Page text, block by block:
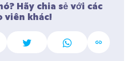
Hãy chia sẻ với các
viên khác!